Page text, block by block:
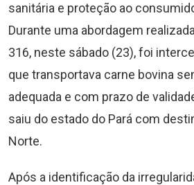
sanitária e proteção ao
Durante uma abordagem
316, neste sábado (23), foi
que transportava carne bovina
adequada e com prazo de
saiu do estado do Pará com
Norte.
Após a identificação da